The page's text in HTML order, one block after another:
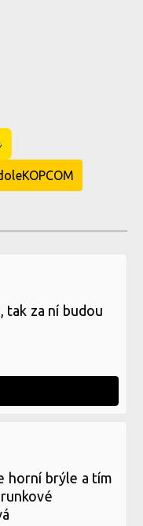
tak za ní budou
horní brýle a tím